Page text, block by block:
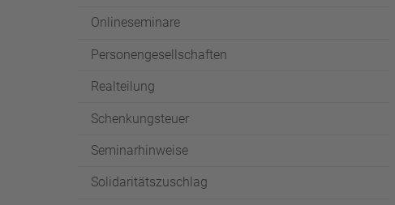
Onlineseminare
Personengesellschaften
Realteilung
Schenkungsteuer
Seminarhinweise
Solidaritätszuschlag